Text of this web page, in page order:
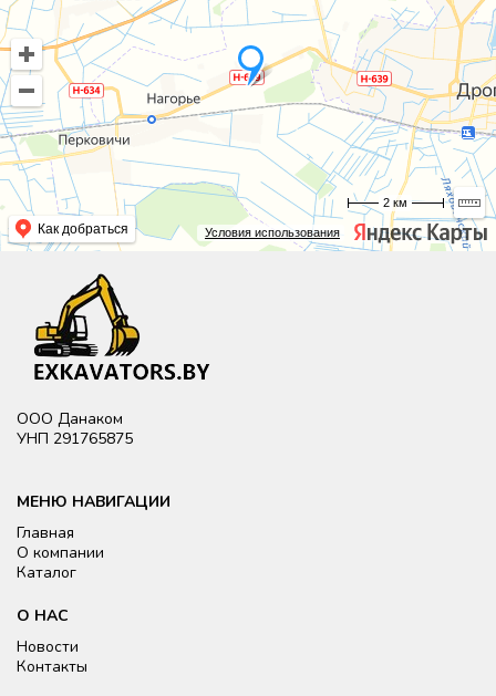
Условия использования
Как добраться
2 км
ООО Данаком
УНП 291765875
МЕНЮ НАВИГАЦИИ
Главная
О компании
Каталог
О НАС
Новости
Контакты